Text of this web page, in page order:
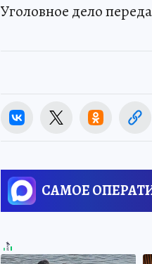
Уголовное дело
САМОЕ